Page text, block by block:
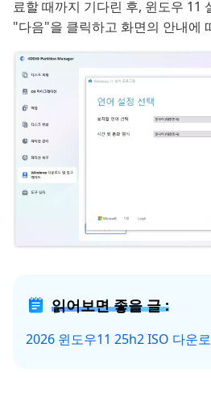
료할 때까지 기다린 후, 윈도우 11
"다음"을 클릭하고 화면의 안내에
읽어보면 좋을 글 :
2026 윈도우11 25h2 ISO 다운